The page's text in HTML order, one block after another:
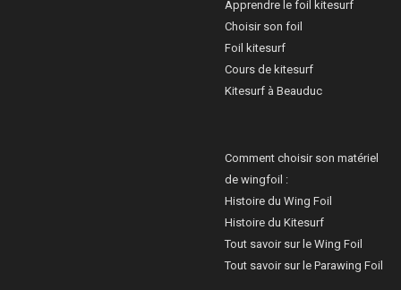
Apprendre le foil kitesurf
Choisir son foil
Foil kitesurf
Cours de kitesurf
Kitesurf à Beauduc
Comment choisir son matériel
de wingfoil :
Histoire du Wing Foil
Histoire du Kitesurf
Tout savoir sur le Wing Foil
Tout savoir sur le Parawing Foil